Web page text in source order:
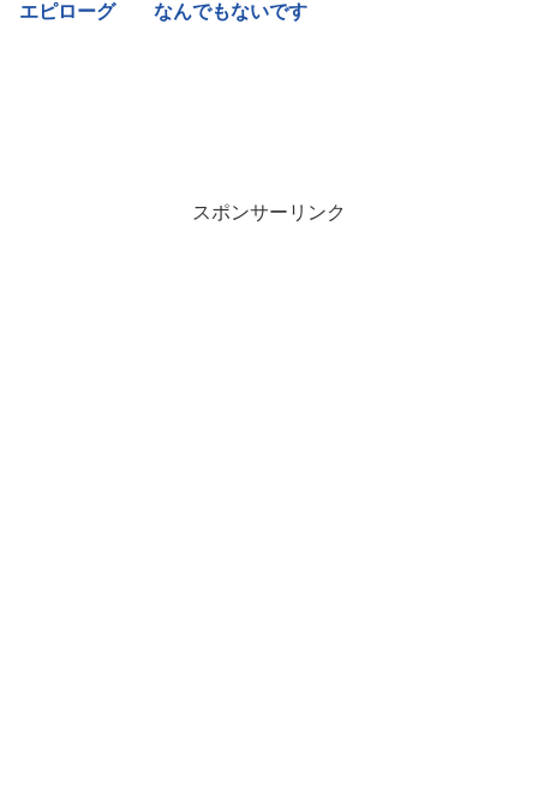
エピローグ なんでもないです
スポンサーリンク